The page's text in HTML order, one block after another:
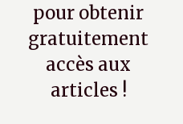
pour obtenir
gratuitement
accès aux
articles !